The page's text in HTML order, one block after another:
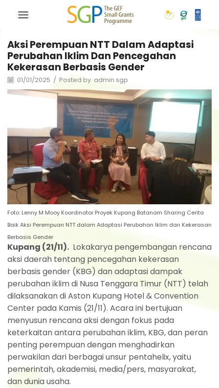
Aksi Perempuan NTT Dalam Adaptasi
Perubahan Iklim Dan Pencegahan
Kekerasan Berbasis Gender
01/01/2025 / Posted by admin sgp
Foto: Lenny M Mooy Koordinator Proyek Kupang Batanam Sharing Cerita
Baik Aksi Perempuan NTT dalam Adaptasi Perubahan Iklim dan Kekerasan
Berbasis Gender
Kupang (21/11). Lokakarya pengembangan rencana
aksi daerah tentang pencegahan kekerasan
berbasis gender (KBG) dan adaptasi dampak
perubahan iklim di Nusa Tenggara Timur (NTT) telah
dilaksanakan di Aston Kupang Hotel & Convention
Center pada Kamis (21/11). Acara ini bertujuan
menyusun rencana aksi dengan fokus pada
keterkaitan antara perubahan iklim, KBG, dan peran
penting perempuan dengan menghadirkan
perwakilan dari berbagai unsur pentahelix, yaitu
pemerintah, akademisi, media/pers, masyarakat,
dan dunia usaha.